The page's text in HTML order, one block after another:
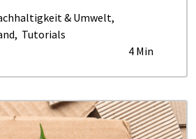
& Umwelt,
, Tutorials
4 Min